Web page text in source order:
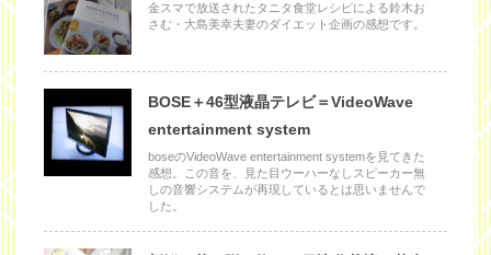
金スマで放送されたタニタ食堂レシピによる鈴木お
さむ・大島美幸夫妻のダイエット企画の感想です。
BOSE＋46型液晶テレビ＝VideoWave
entertainment system
boseのVideoWave entertainment systemを見てきた
感想。この音を、見た目ウーハーなしスピーカー無
しの音響システムが再現しているとは思いませんで
した。